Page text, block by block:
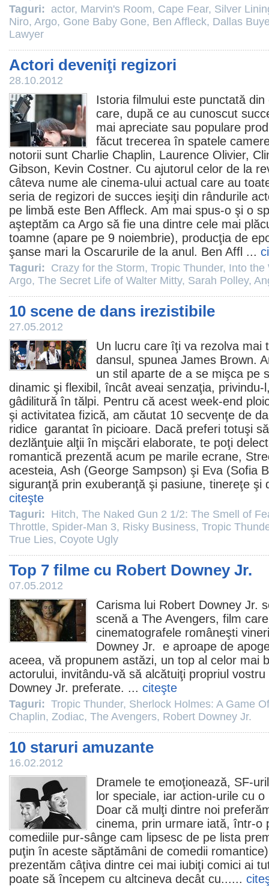
Taguri: actor, Marvin's Room, Cape Fear, Silver
Niro, Argo, Gone Baby Gone, Ben Affleck, Dallas
Lawyer
Actori deveniţi regizori
28.10.2012
Istoria filmului este punctată
care, după ce au cunoscut
mai apreciate sau populare
făcut trecerea în spatele
notorii sunt Charlie Chaplin, Laurence Olivier,
Gibson, Kevin Costner. Cu ajutorul celor de la
câteva nume ale cinema-ului actual care au
seria de regizori de succes ieşiţi din rândurile
pe limbă este Ben Affleck. Am mai spus-o şi o
aşteptăm ca Argo să fie una dintre cele mai
toamne (apare pe 9 noiembrie), producţia de
şanse mari la Oscarurile de la anul. Ben Affl ...
Taguri: Crazy for the Storm, Tropic Thunder, Into the
Argo, The Secret Life of Walter Mitty, Sarah Polley,
10 scene de dans irezistibile
27.05.2012
Un lucru care îţi va rezolva mai
dansul, spunea James Brown.
un stil aparte de a se mişca pe
dinamic şi flexibil, încât aveai senzaţia,
gâdilitură în tălpi. Pentru că acest week-end
şi activitatea fizică, am căutat 10 secvenţe de
ridice garantat în picioare. Dacă preferi totuşi
dezlănţuie alţii în mişcări elaborate, te poţi
romantică prezentă acum pe marile ecrane,
acesteia, Ash (George Sampson) şi Eva (Sofia
siguranţă prin exuberanţă şi pasiune, tinereţe şi
citeşte
Taguri: Hitch, The Naked Gun 2 1/2: The Smell of
Throttle, Spider-Man 3, Risky Business, Tropic
True Lies, Coyote Ugly
Top 7 filme cu Robert Downey Jr.
07.05.2012
Carisma lui Robert Downey Jr.
scenă a The Avengers, film
cinematografele româneşti
Downey Jr. e aproape de
aceea, vă propunem astăzi, un top al celor mai
actorului, invitându-vă să alcătuiţi propriul
Downey Jr. preferate. ... citeşte
Taguri: Tropic Thunder, Sherlock Holmes: A Game
Chaplin, Zodiac, The Avengers, Robert Downey Jr.
10 staruri amuzante
16.02.2012
Dramele te emoţionează, SF-
lor speciale, iar action-urile cu
Doar că mulţi dintre noi
cinema, prin urmare iată, într-o
comediile pur-sânge cam lipsesc de pe lista
puţin în aceste săptămâni de comedii
prezentăm câţiva dintre cei mai iubiţi comici ai
poate să începem cu altcineva decât cu... ...